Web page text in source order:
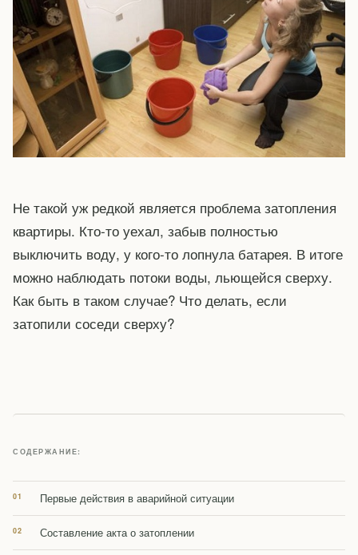
Не такой уж редкой является проблема затопления
квартиры. Кто-то уехал, забыв полностью
выключить воду, у кого-то лопнула батарея. В итоге
можно наблюдать потоки воды, льющейся сверху.
Как быть в таком случае? Что делать, если
затопили соседи сверху?
СОДЕРЖАНИЕ:
Первые действия в аварийной ситуации
Составление акта о затоплении